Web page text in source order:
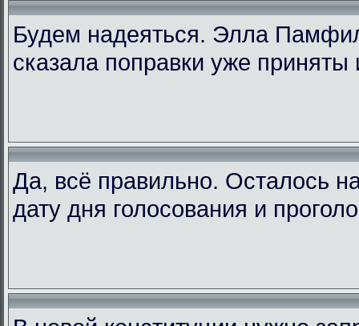
Будем надеяться. Элла
сказала поправки уже
Да, всё правильно. Осталось
дату дня голосования и